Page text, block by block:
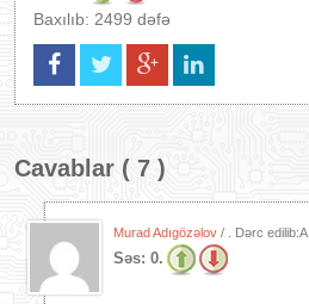
Baxılıb: 2499 dəfə
Cavablar ( 7 )
Murad Adıgözəlov / . Dərc edilib:A
Səs: 0.